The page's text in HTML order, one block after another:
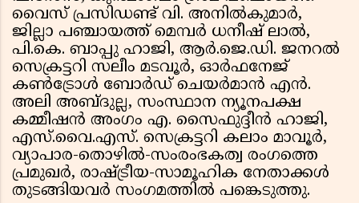
വൈസ് പ്രസിഡണ്ട് വി. അനിൽകുമാർ,
ജില്ലാ പഞ്ചായത്ത് മെമ്പർ ധനീഷ് ലാൽ,
പി.കെ. ബാപ്പു ഹാജി, ആർ.ജെ.ഡി. ജനറൽ
സെക്രട്ടറി സലീം മടവൂർ, ഓർഫനേജ്
കൺട്രോൾ ബോർഡ് ചെയർമാൻ എൻ.
അലി അബ്ദുല്ല, സംസ്ഥാന ന്യൂനപക്ഷ
കമ്മീഷൻ അംഗം എ. സൈഫുദ്ദീൻ ഹാജി,
എസ്.വൈ.എസ്. സെക്രട്ടറി കലാം മാവൂർ,
വ്യാപാര-തൊഴിൽ-സംരംഭകത്വ രംഗത്തെ
പ്രമുഖർ, രാഷ്ട്രീയ-സാമൂഹിക നേതാക്കൾ
തുടങ്ങിയവർ സംഗമത്തിൽ പങ്കെടുത്തു.